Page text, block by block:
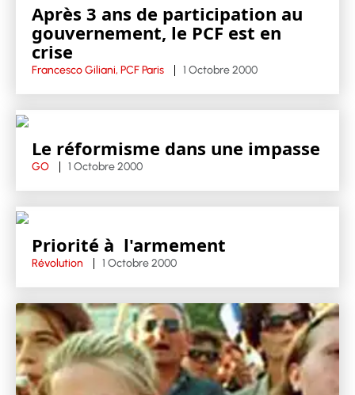
Après 3 ans de participation au
gouvernement, le PCF est en
crise
Francesco Giliani, PCF Paris 1 Octobre 2000
Le réformisme dans une impasse
GO 1 Octobre 2000
Priorité à l'armement
Révolution 1 Octobre 2000